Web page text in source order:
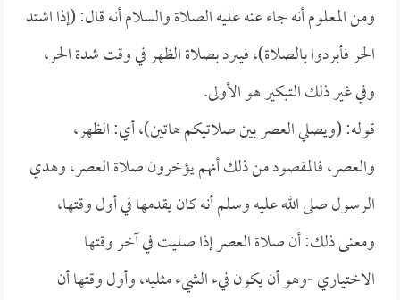
ومن المعلوم أنه جاء عنه عليه الصلاة والسلام أنه قال: (إذا اشتد
الحر فأبردوا بالصلاة)، فيبرد بصلاة الظهر في وقت شدة الحر،
وفي غير ذلك التبكير هو الأولى.
قوله: (ويصلي العصر بين صلاتيكم هاتين)، أي: الظهر،
والعصر، فالمقصود من ذلك أنهم يؤخرون صلاة العصر، وهدي
الرسول صلى الله عليه وسلم أنه كان يقدمها في أول وقتها،
ومعنى ذلك: أن صلاة العصر إذا صليت في آخر وقتها
الاختياري -وهو أن يكون فيء الشيء مثليه، وأول وقتها أن